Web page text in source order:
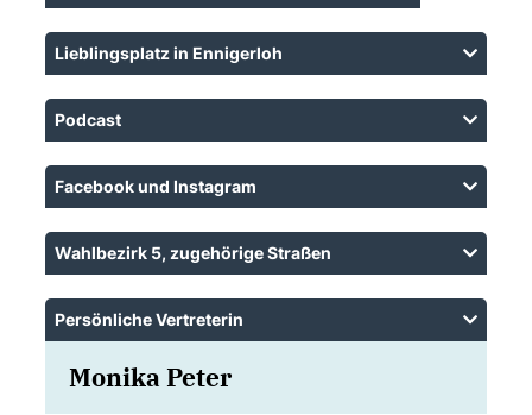
Lieblingsplatz in Ennigerloh
Podcast
Facebook und Instagram
Wahlbezirk 5, zugehörige Straßen
Persönliche Vertreterin
Monika Peter